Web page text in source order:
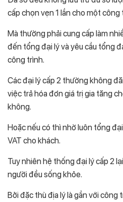
cấp chọn vẹn 1 lần cho một
Mà thường phải cung cấp làm
đến tổng đại lý và yêu cầu tổng
công trình.
Các đại lý cấp 2 thường không
việc trả hóa đơn giá trị gia tăng
không.
Hoặc nếu có thì nhờ luôn tổng
VAT cho khách.
Tuy nhiên hệ thống đại lý cấp 2
người đều sống khỏe.
Bởi đặc thù địa lý là gần với